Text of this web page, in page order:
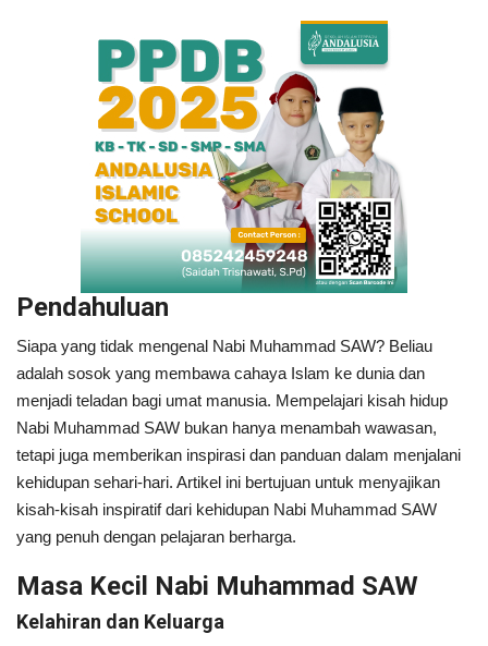
Catatan Tarbiyah
Kesehatan
Teknologi
Pendahuluan
Siapa yang tidak mengenal Nabi Muhammad SAW? Beliau
adalah sosok yang membawa cahaya Islam ke dunia dan
menjadi teladan bagi umat manusia. Mempelajari kisah hidup
Nabi Muhammad SAW bukan hanya menambah wawasan,
tetapi juga memberikan inspirasi dan panduan dalam menjalani
kehidupan sehari-hari. Artikel ini bertujuan untuk menyajikan
kisah-kisah inspiratif dari kehidupan Nabi Muhammad SAW
yang penuh dengan pelajaran berharga.
Masa Kecil Nabi Muhammad SAW
Kelahiran dan Keluarga